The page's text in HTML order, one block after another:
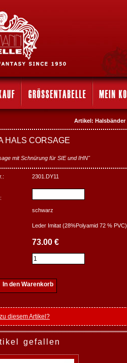
Artikel: Halsbänder
HALS CORSAGE
mit Schnürung für SIE und IHN"
2301.DY11
:
schwarz
Leder Imitat (28%Polyamid 72 % PVC)
73.00 €
In den Warenkorb
diesem Artikel?
gefallen